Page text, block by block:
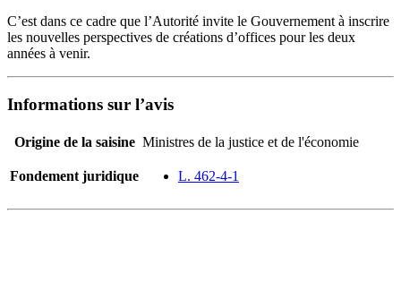
C’est dans ce cadre que l’Autorité invite le Gouvernement à inscrire
les nouvelles perspectives de créations d’offices pour les deux
années à venir.
Informations sur l’avis
Origine de la saisine Ministres de la justice et de l'économie
Fondement juridique L. 462-4-1